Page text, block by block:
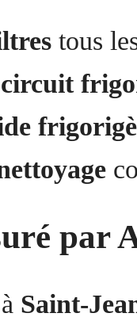
tous
par
Saint-